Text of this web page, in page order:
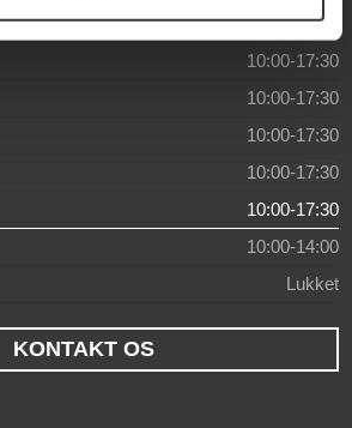
10:00-17:30
10:00-17:30
10:00-17:30
10:00-17:30
10:00-17:30
10:00-14:00
Lukket
KONTAKT OS